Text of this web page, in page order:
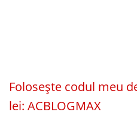
Folosește codul meu
lei: ACBLOGMAX